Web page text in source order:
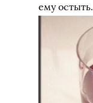
ему остыть.